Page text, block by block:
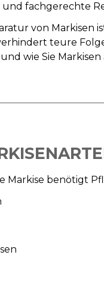
fachgerechte
von Markisen
teure
wie Sie
Markise benötigt